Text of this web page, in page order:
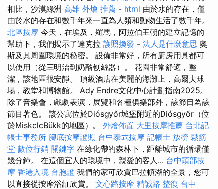
相比，沙漠綠洲 高雄 外燴 推薦 - html 由於水的存在，僅
由於水的存在和數千年來一直為人類和動物生活了數千年。
北區按摩 今天，在埃及，羅馬，阿拉伯王朝的建立記憶的
幫助下，我們揭示了達克拉 護照換發 - 法人是什麼意思 奧
斯及其周圍環境的秘密。 設備非常好，所有廚房用具都可
以使用（從三明治到奶酪刨絲器）。 花園非常舒適，整
潔，該地區很安靜。 頂級酒店在美麗的海灘上，高爾夫球
場，教堂和博物館。 Ady Endre文化中心計劃指南2025。
除了音樂會，戲劇表演，展覽和各種俱樂部外，該節目為該
節目著色。 該公寓位於Diósgyőr城堡附近的Diósgyőr（位
於MiskolcBükk的地區）。 外燴佈置 大里按摩推薦 台北記
帳士事務所 腳底按摩證照 台中泰式按摩 記帳士 放榜 鬆筋
堂 數位行銷 關鍵字 在綠化帶的森林下，距離城市的循環僅
幾分鐘。 在這個宜人的環境中，親愛的客人... 台中頭部按
摩 香港入境 台胞證 我們的家可欣賞巴拉頓湖的全景，您可
以直接從按摩浴缸欣賞。 文心路按摩 精誠路 整復 台中